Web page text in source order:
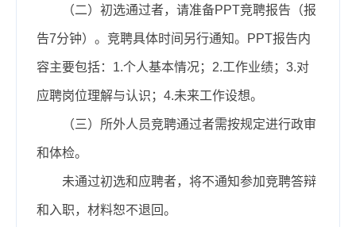
（二）初选通过者，请准备PPT竞聘报告（报
告7分钟）。竞聘具体时间另行通知。PPT报告内
容主要包括：1.个人基本情况；2.工作业绩；3.对
应聘岗位理解与认识；4.未来工作设想。
（三）所外人员竞聘通过者需按规定进行政审
和体检。
未通过初选和应聘者，将不通知参加竞聘答辩
和入职，材料恕不退回。